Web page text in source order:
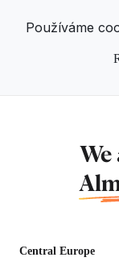
Používáme
We
Central Europe